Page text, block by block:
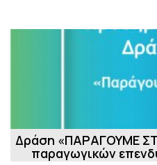
Δράση «ΠΑΡΑΓΟΥΜΕ
παραγωγικών